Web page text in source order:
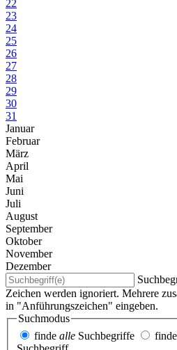
22
23
24
25
26
27
28
29
30
31
Januar
Februar
März
April
Mai
Juni
Juli
August
September
Oktober
November
Dezember
Zeichen werden ignoriert. Mehrere
in "Anführungszeichen" eingeben.
Suchmodus
finde alle Suchbegriffe finde